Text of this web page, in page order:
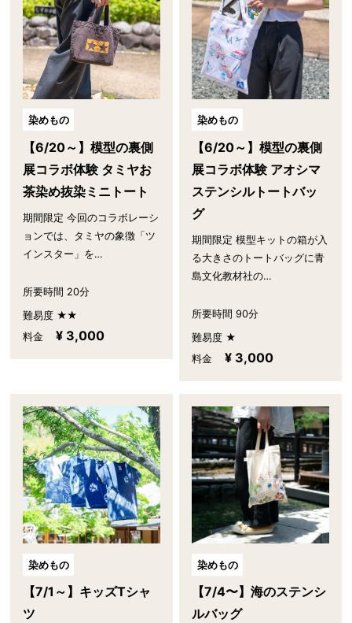
染めもの
【6/20～】模型の裏側
展コラボ体験 タミヤお
茶染め抜染ミニトート
期間限定 今回のコラボレーシ
ョンでは、タミヤの象徴「ツ
インスター」を…
所要時間 20分
難易度 ★★
料金
¥ 3,000
染めもの
【6/20～】模型の裏側
展コラボ体験 アオシマ
ステンシルトートバッ
グ
期間限定 模型キットの箱が入
る大きさのトートバッグに青
島文化教材社の…
所要時間 90分
難易度 ★
料金
¥ 3,000
染めもの
【7/1～】キッズTシャ
ツ
染めもの
【7/4〜】海のステンシ
ルバッグ